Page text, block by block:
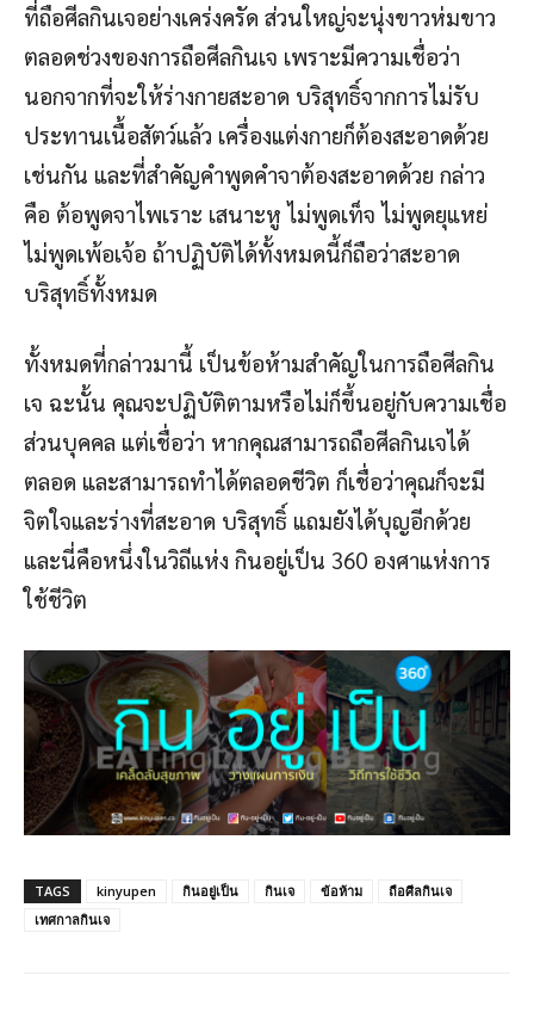
ที่ถือศีลกินเจอย่างเคร่งครัด ส่วนใหญ่จะนุ่งขาวห่มขาว
ตลอดช่วงของการถือศีลกินเจ เพราะมีความเชื่อว่า
นอกจากที่จะให้ร่างกายสะอาด บริสุทธิ์จากการไม่รับ
ประทานเนื้อสัตว์แล้ว เครื่องแต่งกายก็ต้องสะอาดด้วย
เช่นกัน และที่สำคัญคำพูดคำจาต้องสะอาดด้วย กล่าว
คือ ต้อพูดจาไพเราะ เสนาะหู ไม่พูดเท็จ ไม่พูดยุแหย่
ไม่พูดเพ้อเจ้อ ถ้าปฏิบัติได้ทั้งหมดนี้ก็ถือว่าสะอาด
บริสุทธิ์ทั้งหมด
ทั้งหมดที่กล่าวมานี้ เป็นข้อห้ามสำคัญในการถือศีลกิน
เจ ฉะนั้น คุณจะปฏิบัติตามหรือไม่ก็ขึ้นอยู่กับความเชื่อ
ส่วนบุคคล แต่เชื่อว่า หากคุณสามารถถือศีลกินเจได้
ตลอด และสามารถทำได้ตลอดชีวิต ก็เชื่อว่าคุณก็จะมี
จิตใจและร่างที่สะอาด บริสุทธิ์ แถมยังได้บุญอีกด้วย
และนี่คือหนึ่งในวิถีแห่ง กินอยู่เป็น 360 องศาแห่งการ
ใช้ชีวิต
TAGS kinyupen กินอยู่เป็น กินเจ ข้อห้าม
ถือศีลกินเจ
เทศกาลกินเจ